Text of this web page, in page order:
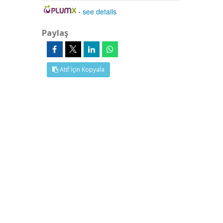
-see details
Paylaş
Atıf İçin Kopyala